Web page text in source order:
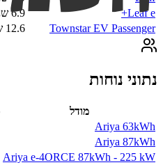
Leaf e+
6.9
Townstar EV Passenger
12.6
נתוני נוחות
מודל
Ariya 63kWh
Ariya 87kWh
Ariya e-4ORCE 87kWh - 225 kW